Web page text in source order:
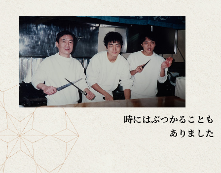
時にはぶつかることも
ありました